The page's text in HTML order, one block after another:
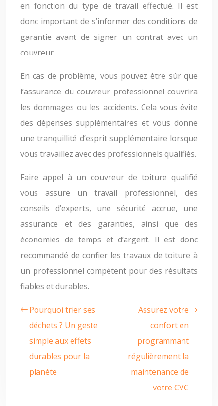
en fonction du type de travail effectué. Il est
donc important de s’informer des conditions de
garantie avant de signer un contrat avec un
couvreur.
En cas de problème, vous pouvez être sûr que
l’assurance du couvreur professionnel couvrira
les dommages ou les accidents. Cela vous évite
des dépenses supplémentaires et vous donne
une tranquillité d’esprit supplémentaire lorsque
vous travaillez avec des professionnels qualifiés.
Faire appel à un couvreur de toiture qualifié
vous assure un travail professionnel, des
conseils d’experts, une sécurité accrue, une
assurance et des garanties, ainsi que des
économies de temps et d’argent. Il est donc
recommandé de confier les travaux de toiture à
un professionnel compétent pour des résultats
fiables et durables.
Pourquoi trier ses
déchets ? Un geste
simple aux effets
durables pour la
planète
Assurez votre
confort en
programmant
régulièrement la
maintenance de
votre CVC